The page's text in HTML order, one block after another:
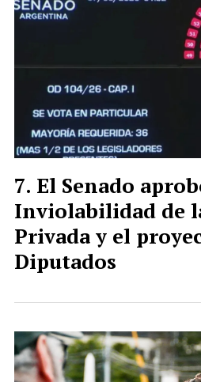
El Senado
Inviolabilidad de
Privada y el
Diputados